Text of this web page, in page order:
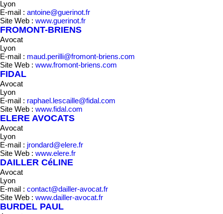
Lyon
E-mail : antoine@guerinot.fr
Site Web : www.guerinot.fr
FROMONT-BRIENS
Avocat
Lyon
E-mail : maud.perilli@fromont-briens.com
Site Web : www.fromont-briens.com
FIDAL
Avocat
Lyon
E-mail : raphael.lescaille@fidal.com
Site Web : www.fidal.com
ELERE AVOCATS
Avocat
Lyon
E-mail : jrondard@elere.fr
Site Web : www.elere.fr
DAILLER CéLINE
Avocat
Lyon
E-mail : contact@dailler-avocat.fr
Site Web : www.dailler-avocat.fr
BURDEL PAUL